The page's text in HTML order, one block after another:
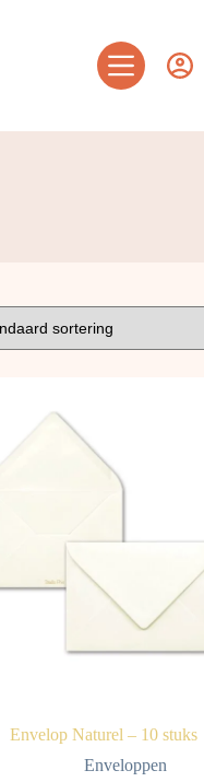
Envelop Naturel – 10 stuks
Enveloppen